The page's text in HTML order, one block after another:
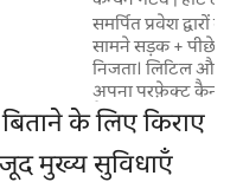
समर्पित प्रवेश द्वारों
सामने सड़क + पीछे
निजता। लिटिल और
अपना परफ़ेक्ट कैन्यन
वैली के मनमोहक
डुबकी लगाएँ, ठंडे पानी
योग का आनंद लें।
के लिए किराए
मुख्य सुविधाएँ